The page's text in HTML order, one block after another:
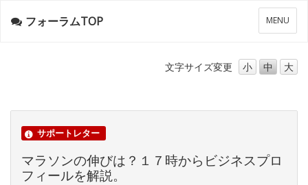
メ
ニ
ー
MENU
フォーラムTOP
文字サイズ変更 小 中 大
サポートレター
マラソンの伸びは？１７時からビジネスプロ
フィールを解説。